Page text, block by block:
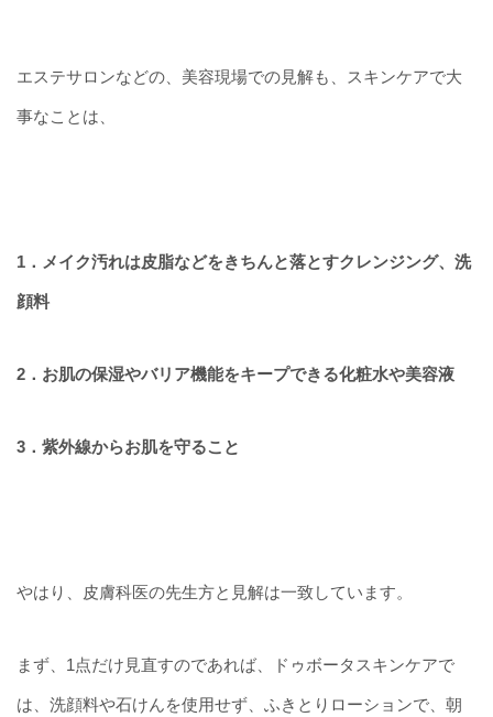
エステサロンなどの、美容現場での見解も、スキンケアで大
事なことは、
1．メイク汚れは皮脂などをきちんと落とすクレンジング、洗
顔料
2．お肌の保湿やバリア機能をキープできる化粧水や美容液
3．紫外線からお肌を守ること
やはり、皮膚科医の先生方と見解は一致しています。
まず、1点だけ見直すのであれば、ドゥボータスキンケアで
は、洗顔料や石けんを使用せず、ふきとりローションで、朝